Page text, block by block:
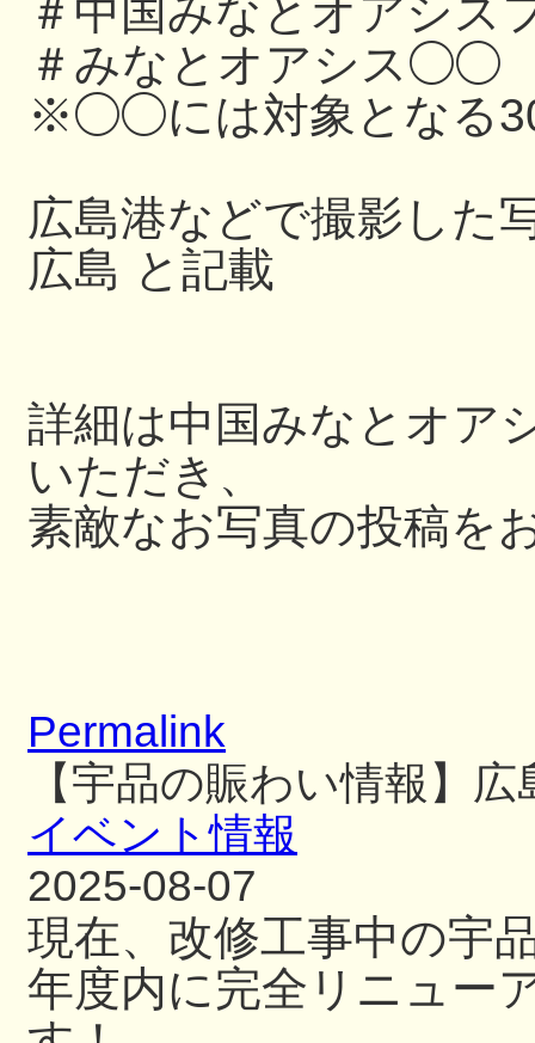
＃中国みなとオアシス
＃みなとオアシス◯◯
※◯◯には対象となる
広島港などで撮影した
広島 と記載
詳細は中国みなとオア
いただき、
素敵なお写真の投稿を
Permalink
【宇品の賑わい情報】
イベント情報
2025-08-07
現在、改修工事中の宇
年度内に完全リニュー